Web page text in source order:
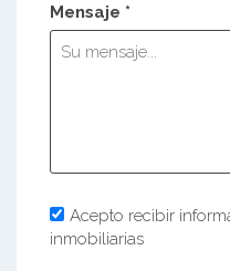
Mensaje *
Acepto recibir
inmobiliarias